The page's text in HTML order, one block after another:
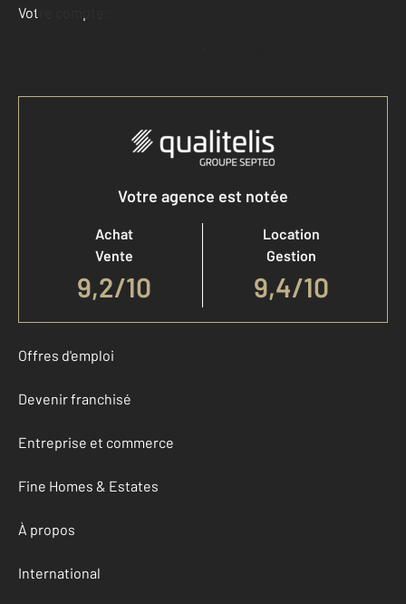
Votre compte :
Accéder à mon compte
Votre agence est notée
Achat
Vente
9,2/10
Location
Gestion
9,4/10
Offres d'emploi
Devenir franchisé
Entreprise et commerce
Fine Homes & Estates
À propos
International